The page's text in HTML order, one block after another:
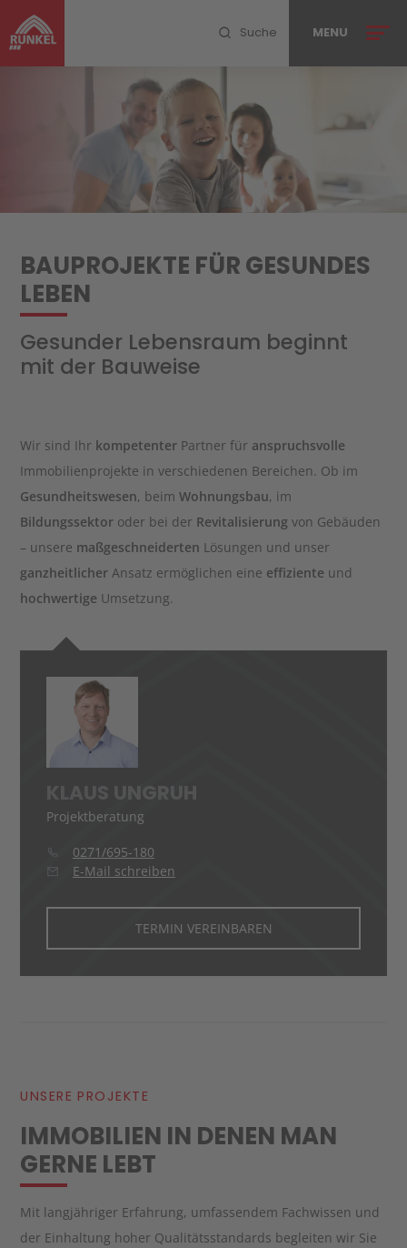
Suche
MENU
PlanConsult
Referenzen
Unternehmen
Kontakt
Karriere
Infocenter
BAUPROJEKTE FÜR GESUNDES
LEBEN
Gesunder Lebensraum beginnt
mit der Bauweise
Wir sind Ihr kompetenter Partner für anspruchsvolle
Immobilienprojekte in verschiedenen Bereichen. Ob im
Gesundheitswesen, beimWohnungsbau, im
Bildungssektor oder bei der Revitalisierung von Gebäuden
– unsere maßgeschneiderten Lösungen und unser
ganzheitlicher Ansatz ermöglichen eine effiziente und
hochwertige Umsetzung.
Projektberatung
0271/695-180
E-Mail schreiben
TERMIN VEREINBAREN
UNSERE PROJEKTE
IMMOBILIEN IN DENEN MAN
GERNE LEBT
Mit langjähriger Erfahrung, umfassendem Fachwissen und
der Einhaltung hoher Qualitätsstandards begleiten wir Sie